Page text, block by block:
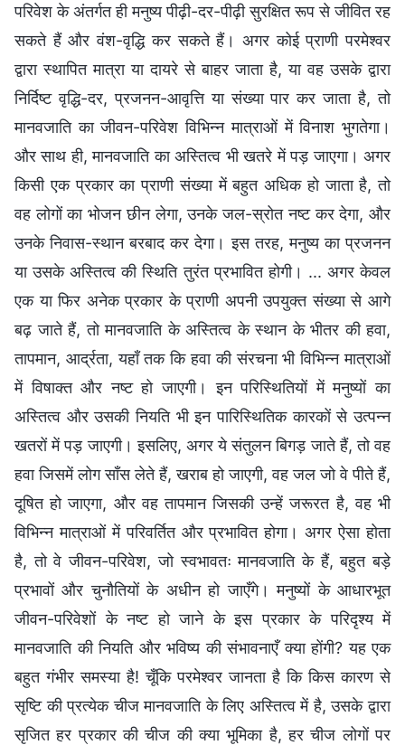
परिवेश के अंतर्गत ही मनुष्य पीढ़ी-दर-पीढ़ी सुरक्षित रूप से जीवित रह
सकते हैं और वंश-वृद्धि कर सकते हैं। अगर कोई प्राणी परमेश्वर
द्वारा स्थापित मात्रा या दायरे से बाहर जाता है, या वह उसके द्वारा
निर्दिष्ट वृद्धि-दर, प्रजनन-आवृत्ति या संख्या पार कर जाता है, तो
मानवजाति का जीवन-परिवेश विभिन्न मात्राओं में विनाश भुगतेगा।
और साथ ही, मानवजाति का अस्तित्व भी खतरे में पड़ जाएगा। अगर
किसी एक प्रकार का प्राणी संख्या में बहुत अधिक हो जाता है, तो
वह लोगों का भोजन छीन लेगा, उनके जल-स्रोत नष्ट कर देगा, और
उनके निवास-स्थान बरबाद कर देगा। इस तरह, मनुष्य का प्रजनन
या उसके अस्तित्व की स्थिति तुरंत प्रभावित होगी। ... अगर केवल
एक या फिर अनेक प्रकार के प्राणी अपनी उपयुक्त संख्या से आगे
बढ़ जाते हैं, तो मानवजाति के अस्तित्व के स्थान के भीतर की हवा,
तापमान, आर्द्रता, यहाँ तक कि हवा की संरचना भी विभिन्न मात्राओं
में विषाक्त और नष्ट हो जाएगी। इन परिस्थितियों में मनुष्यों का
अस्तित्व और उसकी नियति भी इन पारिस्थितिक कारकों से उत्पन्न
खतरों में पड़ जाएगी। इसलिए, अगर ये संतुलन बिगड़ जाते हैं, तो वह
हवा जिसमें लोग साँस लेते हैं, खराब हो जाएगी, वह जल जो वे पीते हैं,
दूषित हो जाएगा, और वह तापमान जिसकी उन्हें जरूरत है, वह भी
विभिन्न मात्राओं में परिवर्तित और प्रभावित होगा। अगर ऐसा होता
है, तो वे जीवन-परिवेश, जो स्वभावतः मानवजाति के हैं, बहुत बड़े
प्रभावों और चुनौतियों के अधीन हो जाएँगे। मनुष्यों के आधारभूत
जीवन-परिवेशों के नष्ट हो जाने के इस प्रकार के परिदृश्य में
मानवजाति की नियति और भविष्य की संभावनाएँ क्या होंगी? यह एक
बहुत गंभीर समस्या है! चूँकि परमेश्वर जानता है कि किस कारण से
सृष्टि की प्रत्येक चीज मानवजाति के लिए अस्तित्व में है, उसके द्वारा
सृजित हर प्रकार की चीज की क्या भूमिका है, हर चीज लोगों पर